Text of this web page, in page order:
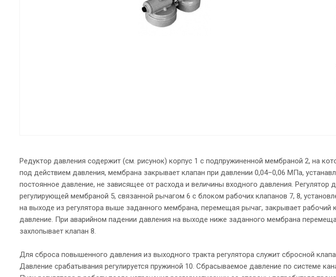
Редуктор давления содержит (см. рисунок) корпус 1 с подпружиненной мембраной 2, на
под действием давления, мембрана закрывает клапан при давлении 0,04–0,06 МПа,
постоянное давление, не зависящее от расхода и величины входного давления. Регулятор
регулирующей мембраной 5, связанной рычагом 6 с блоком рабочих клапанов 7, 8,
на выходе из регулятора выше заданного мембрана, перемещая рычаг, закрывает рабочий
давление. При аварийном падении давления на выходе ниже заданного мембрана
захлопывает клапан 8.
Для сброса повышенного давления из выходного тракта регулятора служит сбросной
Давление срабатывания регулируется пружиной 10. Сбрасываемое давление по системе